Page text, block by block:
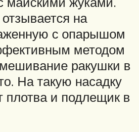
на
с опарышом
методом
ракушки в
На такую насадку
плотва и подлещик в